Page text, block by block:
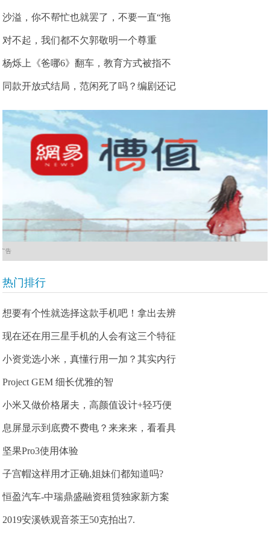
沙溢，你不帮忙也就罢了，不要一直“拖
对不起，我们都不欠郭敬明一个尊重
杨烁上《爸哪6》翻车，教育方式被指不
同款开放式结局，范闲死了吗？编剧还记
广告
热门排行
想要有个性就选择这款手机吧！拿出去辨
现在还在用三星手机的人会有这三个特征
小资党选小米，真懂行用一加？其实内行
Project GEM 细长优雅的智
小米又做价格屠夫，高颜值设计+轻巧便
息屏显示到底费不费电？来来来，看看具
坚果Pro3使用体验
子宫帽这样用才正确,姐妹们都知道吗?
恒盈汽车-中瑞鼎盛融资租赁独家新方案
2019安溪铁观音茶王50克拍出7.